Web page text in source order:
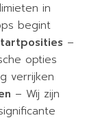
in
begint
–
opties
verrijken
– Wij zijn